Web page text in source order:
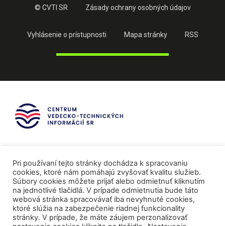
© CVTI SR Zásady ochrany osobných údajov
Vyhlásenie o prístupnosti Mapa stránky RSS
Pri používaní tejto stránky dochádza k spracovaniu
cookies, ktoré nám pomáhajú zvyšovať kvalitu služieb.
Súbory cookies môžete prijať alebo odmietnuť kliknutím
na jednotlivé tlačidlá. V prípade odmietnutia bude táto
webová stránka spracovávať iba nevyhnuté cookies,
ktoré slúžia na zabezpečenie riadnej funkcionality
stránky. V prípade, že máte záujem perzonalizovať